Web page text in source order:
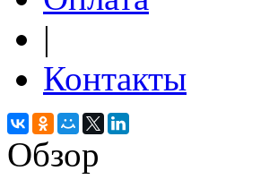
|
Контакты
Обзор